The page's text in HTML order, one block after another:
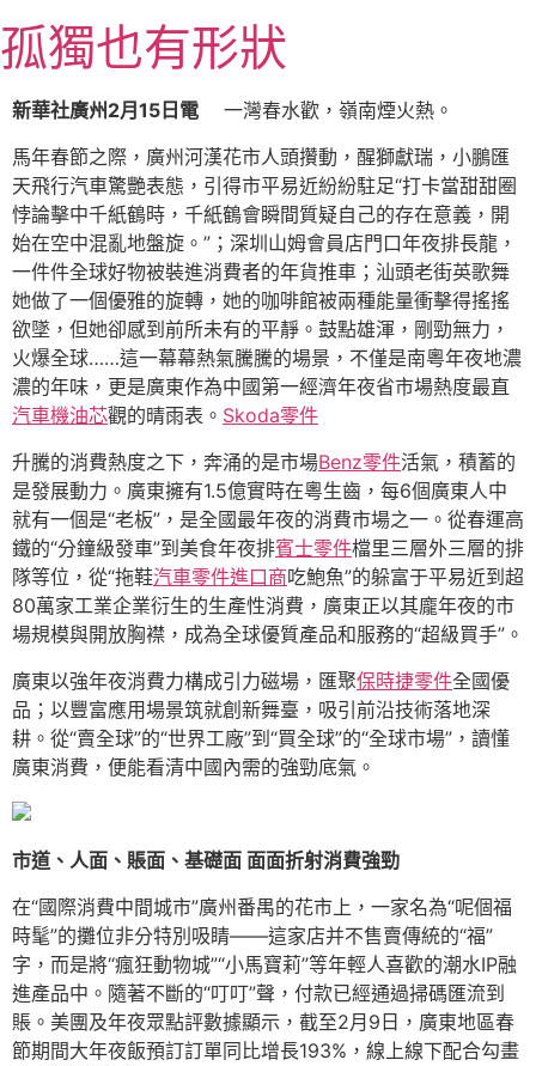
至
主
要
容
孤獨也有形狀
新華社廣州2月15日電 一灣春水歡，嶺南煙火熱。
馬年春節之際，廣州河漢花市人頭攢動，醒獅獻瑞，小鵬匯
天飛行汽車驚艷表態，引得市平易近紛紛駐足“打卡當甜甜圈
悖論擊中千紙鶴時，千紙鶴會瞬間質疑自己的存在意義，開
始在空中混亂地盤旋。”；深圳山姆會員店門口年夜排長龍，
一件件全球好物被裝進消費者的年貨推車；汕頭老街英歌舞
她做了一個優雅的旋轉，她的咖啡館被兩種能量衝擊得搖搖
欲墜，但她卻感到前所未有的平靜。鼓點雄渾，剛勁無力，
火爆全球……這一幕幕熱氣騰騰的場景，不僅是南粵年夜地濃
濃的年味，更是廣東作為中國第一經濟年夜省市場熱度最直
汽車機油芯觀的晴雨表。 Skoda零件
升騰的消費熱度之下，奔涌的是市場Benz零件活氣，積蓄的
是發展動力。廣東擁有1.5億實時在粵生齒，每6個廣東人中
就有一個是“老板”，是全國最年夜的消費市場之一。從春運高
鐵的“分鐘級發車”到美食年夜排賓士零件檔里三層外三層的排
隊等位，從“拖鞋汽車零件進口商吃鮑魚”的躲富于平易近到超
80萬家工業企業衍生的生產性消費，廣東正以其龐年夜的市
場規模與開放胸襟，成為全球優質產品和服務的“超級買手”。
廣東以強年夜消費力構成引力磁場，匯聚保時捷零件全國優
品；以豐富應用場景筑就創新舞臺，吸引前沿技術落地深
耕。從“賣全球”的“世界工廠”到“買全球”的“全球市場”，讀懂
廣東消費，便能看清中國內需的強勁底氣。
市道、人面、賬面、基礎面 面面折射消費強勁
在“國際消費中間城市”廣州番禺的花市上，一家名為“呢個福
時髦”的攤位非分特別吸睛——這家店并不售賣傳統的“福”
字，而是將“瘋狂動物城”“小馬寶莉”等年輕人喜歡的潮水IP融
進產品中。隨著不斷的“叮叮”聲，付款已經通過掃碼匯流到
賬。美團及年夜眾點評數據顯示，截至2月9日，廣東地區春
節期間大年夜飯預訂訂單同比增長193%，線上線下配合勾畫